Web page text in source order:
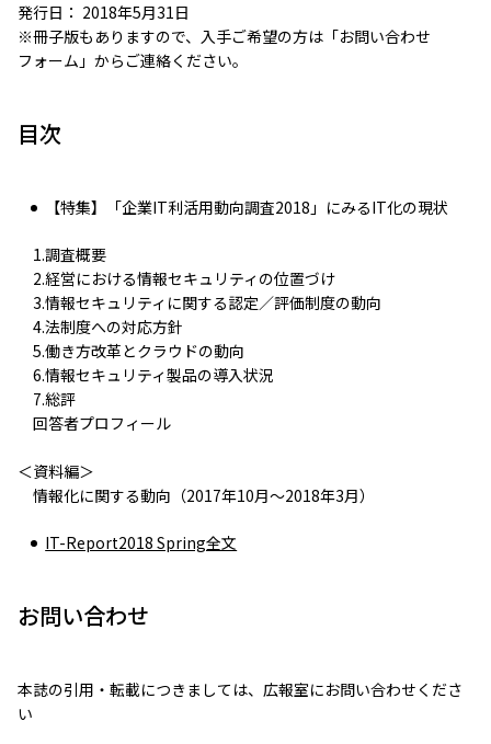
発行日： 2018年5月31日
※冊子版もありますので、入手ご希望の方は「お問い合わせ
フォーム」からご連絡ください。
目次
【特集】「企業IT利活用動向調査2018」にみるIT化の現状
1.調査概要
2.経営における情報セキュリティの位置づけ
3.情報セキュリティに関する認定／評価制度の動向
4.法制度への対応方針
5.働き方改革とクラウドの動向
6.情報セキュリティ製品の導入状況
7.総評
回答者プロフィール
＜資料編＞
情報化に関する動向（2017年10月～2018年3月）
IT-Report2018 Spring全文
お問い合わせ
本誌の引用・転載につきましては、広報室にお問い合わせくださ
い